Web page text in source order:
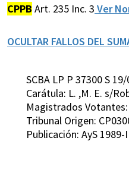
CPPB Art. 235 Inc. 3 Ver
OCULTAR FALLOS DEL
SCBA LP P 37300 S
Carátula: L. ,M. E. s/
Magistrados
Tribunal Origen:
Publicación: AyS 1989-